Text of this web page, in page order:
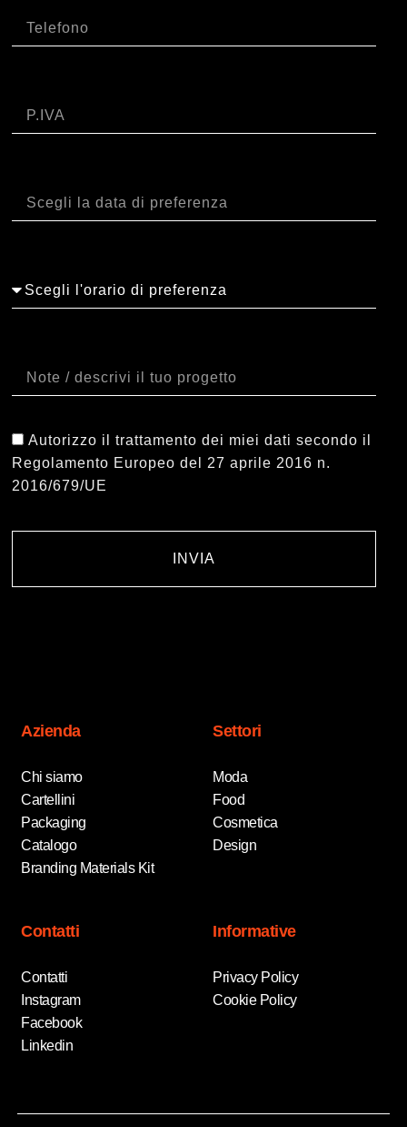
Autorizzo il trattamento dei miei dati secondo il
Regolamento Europeo del 27 aprile 2016 n.
2016/679/UE
INVIA
Azienda
Chi siamo
Cartellini
Packaging
Catalogo
Branding Materials Kit
Settori
Moda
Food
Cosmetica
Design
Contatti
Contatti
Instagram
Facebook
Linkedin
Informative
Privacy Policy
Cookie Policy